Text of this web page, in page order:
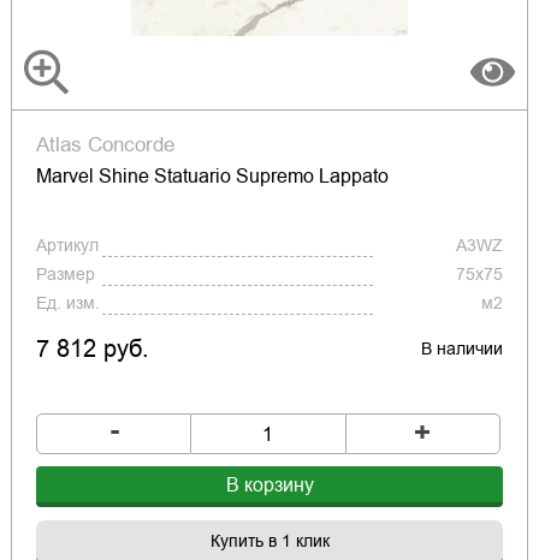
Atlas Concorde
Marvel Shine Statuario Supremo Lappato
Артикул
A3WZ
Размер
75x75
Ед. изм.
м2
7 812 руб. В наличии
- +
В корзину
Купить в 1 клик